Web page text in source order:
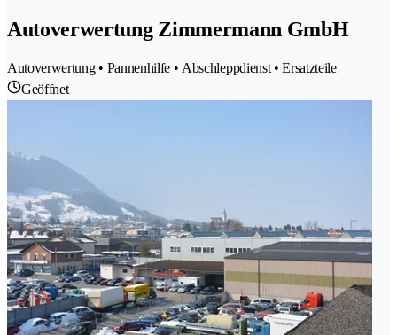
Autoverwertung Zimmermann GmbH
Autoverwertung • Pannenhilfe • Abschleppdienst • Ersatzteile
Geöffnet